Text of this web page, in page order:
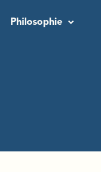
Philosophie